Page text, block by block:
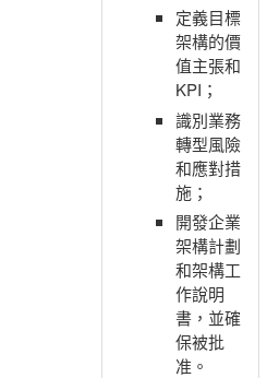
定義目標
架構的價
值主張和
KPI；
識別業務
轉型風險
和應對措
施；
開發企業
架構計劃
和架構工
作說明
書，並確
保被批
准。